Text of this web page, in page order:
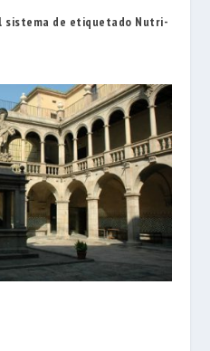
sistema de etiquetado Nutri-